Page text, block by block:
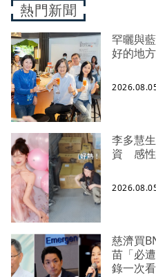
熱門新聞
罕曬與
好的地
李多慧
資 感性
慈濟買
苗「必
錄一次看